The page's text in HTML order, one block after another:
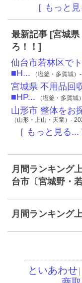
［ もっと
最新記事 [宮城県
ろ！！]
仙台市若林区で
■H... （塩釜・多賀城
宮城県 不用品回
■HP... （塩釜・多賀城
山形市 整体をお
（山形・上山・天童）-
［ もっと見る
月間ランキング
台市〔宮城野・
月間ランキング
といあわせ